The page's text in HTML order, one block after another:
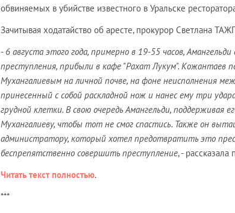
обвиняемых в убийстве известного в Уральске
Зачитывая ходатайство об аресте, прокурор Светлана
- 6 августа этого года, примерно в 19-55 часов,
преступления, прибыли в кафе "Рахат Лукум". Кожантаев
Мухангалиевым на личной почве, на фоне неисполнения
принесенный с собой раскладной нож и нанес ему три
грудной клетки. В свою очередь Амангельди, поддерживая
Мухангалиеву, чтобы тот не смог спастись. Также он
администратору, который хотел предотвратить это
беспрепятственно совершить преступление, - рассказала
Читать текст полностью.
***